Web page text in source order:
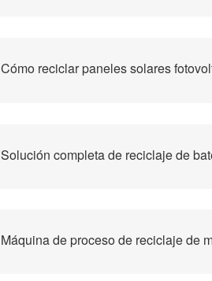
Cómo reciclar paneles solares
Solución completa de reciclaje de
Máquina de proceso de reciclaje de